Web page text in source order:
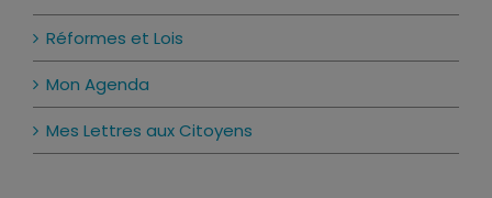
Réformes et Lois
Mon Agenda
Mes Lettres aux Citoyens